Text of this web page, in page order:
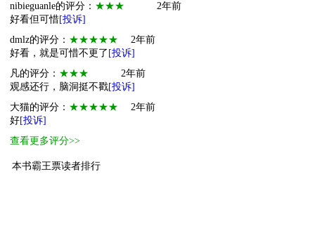
nibieguanle的评分： ★★★
2年前
好看但可惜[投诉]
dmlz的评分： ★★★★★
2年前
好看，就是可惜不更了 [投诉]
凡的评分： ★★★
2年前
观感还行，脑洞挺不戳[投诉]
大猫的评分： ★★★★★
2年前
好[投诉]
查看更多评分>>
本书霸王票读者排行